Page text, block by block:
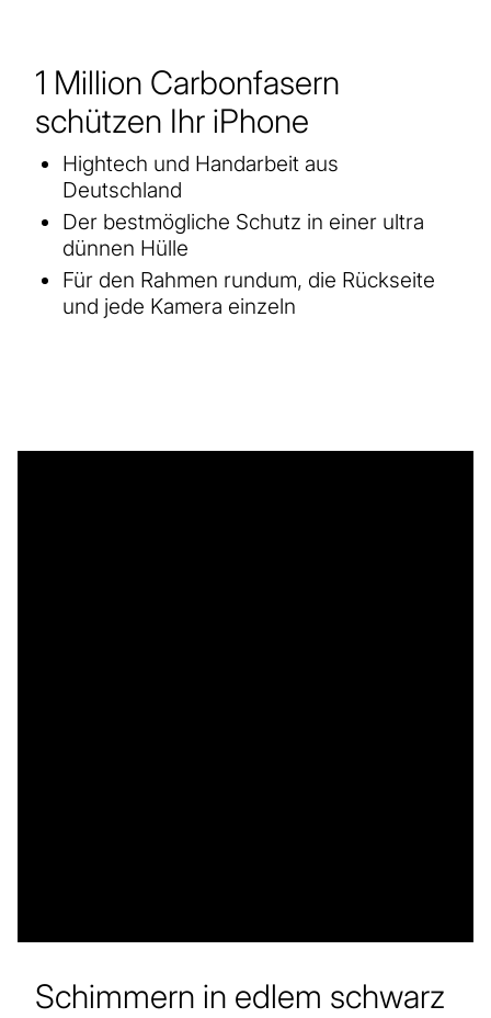
1 Million Carbonfasern
schützen Ihr iPhone
Hightech und Handarbeit aus
Deutschland
Der bestmögliche Schutz in einer ultra
dünnen Hülle
Für den Rahmen rundum, die Rückseite
und jede Kamera einzeln
Schimmern in edlem schwarz